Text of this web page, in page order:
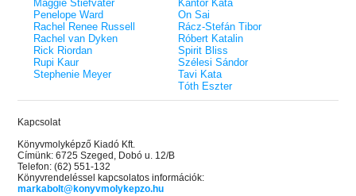
Maggie Stiefvater
Penelope Ward
Rachel Renee Russell
Rachel van Dyken
Rick Riordan
Rupi Kaur
Stephenie Meyer
Kántor Kata
On Sai
Rácz-Stefán Tibor
Róbert Katalin
Spirit Bliss
Szélesi Sándor
Tavi Kata
Tóth Eszter
Kapcsolat
Könyvmolyképző Kiadó Kft.
Címünk: 6725 Szeged, Dobó u. 12/B
Telefon: (62) 551-132
Könyvrendeléssel kapcsolatos információk:
markabolt@konyvmolykepzo.hu